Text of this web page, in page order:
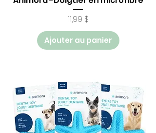
Prix
11,99 $
Ajouter au panier